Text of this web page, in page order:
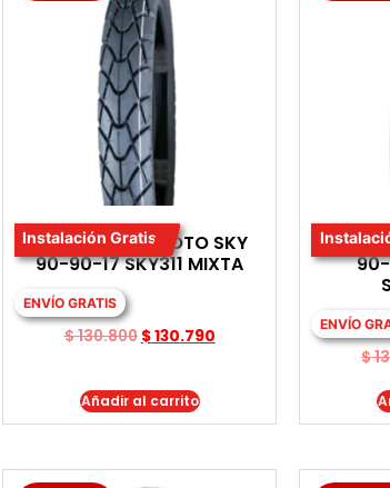
Instalación Gratis
LLANTA PARA MOTO SKY
90-90-17 SKY311 MIXTA
ENVÍO GRATIS
$130.800 $130.790
Añadir al carrito
ENVÍO
$